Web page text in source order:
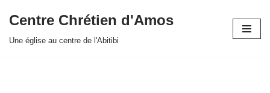
Centre Chrétien d'Amos
Une église au centre de l'Abitibi